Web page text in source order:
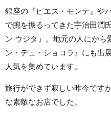
銀座の『ピエス・モンテ』や
で腕を振るってきた宇治田潤
ン ウジタ』。地元の人にから
ン・デュ・ショコラ』にも出
人気を集めています。
旅行ができず寂しい昨今です
な素敵なお店でした。